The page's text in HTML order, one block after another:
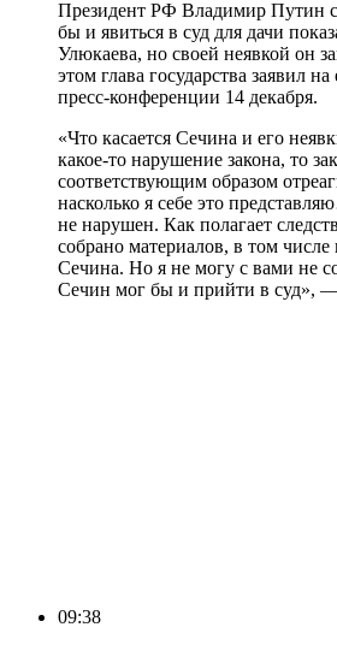
Президент РФ Владимир Путин
бы и явиться в суд для дачи
Улюкаева, но своей неявкой он
этом глава государства заявил
пресс-конференции 14 декабря.
«Что касается Сечина и его
какое-то нарушение закона, то
соответствующим образом
насколько я себе это
не нарушен. Как полагает
собрано материалов, в том
Сечина. Но я не могу с вами не
Сечин мог бы и прийти в суд»,
09:38